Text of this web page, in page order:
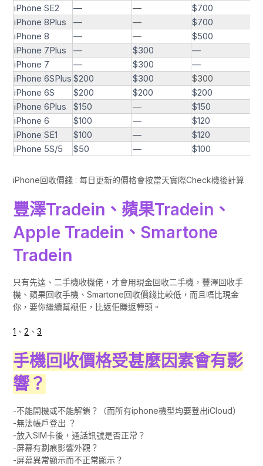
iPhone SE2
— — $700
iPhone 8Plus
— — $700
iPhone 8
— — $500
iPhone 7Plus
— $300 —
iPhone 7
— $300 —
iPhone 6SPlus $200 $300 $300
iPhone 6S
$200 $200 $200
iPhone 6Plus
$150 — $150
iPhone 6
$100 — $120
iPhone SE1
$100 — $120
iPhone 5S/5
$50 — $100
iPhone回收價錢 : 每日更新的價格會按當天實際Check機後計算
豐澤Tradein、蘋果Tradein、
Apple Tradein、Smartone
Tradein
只有先達、二手機收機佬，才會用現金回收二手機，豐澤回收手
機、蘋果回收手機、Smartone回收價錢比較低，而且唔比現金
你，要你繼續幫襯佢，比返佢賺返轉頭。
1 、2 、3
手機回收價格受甚麼因素會有影
響？
-不能開機或不能解鎖？（而所有iphone機型均要登出iCloud）
-無法帳戶登出 ？
-放入SIM卡後，通話訊號是否正常？
-屏幕有劃痕影響外觀？
-屏幕異常顯示而不正常顯示？